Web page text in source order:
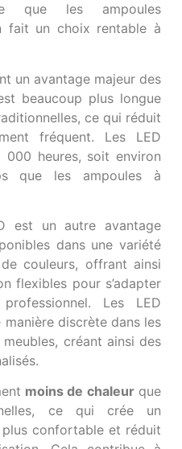
que les ampoules
fait un choix rentable à
un avantage majeur des
beaucoup plus longue
ce qui réduit
fréquent. Les LED
000 heures, soit environ
que les ampoules à
est un autre avantage
dans une variété
couleurs, offrant ainsi
flexibles pour s’adapter
Les LED
discrète dans les
créant ainsi des
moins de chaleurque
ce qui crée un
confortable et réduit